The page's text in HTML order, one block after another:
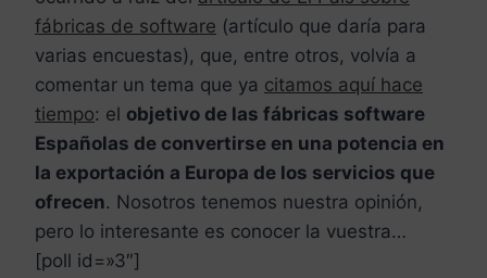
fábricas de software (artículo que daría para
varias encuestas), que, entre otros, volvía a
comentar un tema que ya citamos aquí hace
tiempo: el objetivo de las fábricas software
Españolas de convertirse en una potencia en
la exportación a Europa de los servicios que
ofrecen. Nosotros tenemos nuestra opinión,
pero lo interesante es conocer la vuestra…
[poll id=»3″]